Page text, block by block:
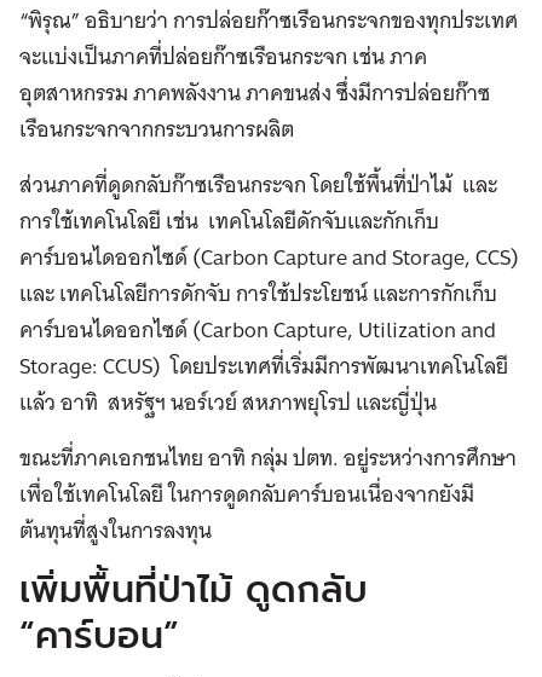
“พิรุณ” อธิบายว่า การปล่อยก๊าซเรือนกระจกของทุกประเทศ
จะแบ่งเป็นภาคที่ปล่อยก๊าซเรือนกระจก เช่น ภาค
อุตสาหกรรม ภาคพลังงาน ภาคขนส่ง ซึ่งมีการปล่อยก๊าซ
เรือนกระจกจากกระบวนการผลิต
ส่วนภาคที่ดูดกลับก๊าซเรือนกระจก โดยใช้พื้นที่ป่าไม้ และ
การใช้เทคโนโลยี เช่น เทคโนโลยีดักจับและกักเก็บ
คาร์บอนไดออกไซด์ (Carbon Capture and Storage, CCS)
และ เทคโนโลยีการดักจับ การใช้ประโยชน์ และการกักเก็บ
คาร์บอนไดออกไซด์ (Carbon Capture, Utilization and
Storage: CCUS) โดยประเทศที่เริ่มมีการพัฒนาเทคโนโลยี
แล้ว อาทิ สหรัฐฯ นอร์เวย์ สหภาพยุโรป และญี่ปุ่น
ขณะที่ภาคเอกชนไทย อาทิ กลุ่ม ปตท. อยู่ระหว่างการศึกษา
เพื่อใช้เทคโนโลยี ในการดูดกลับคาร์บอนเนื่องจากยังมี
ต้นทุนที่สูงในการลงทุน
เพิ่มพื้นที่ป่าไม้ ดูดกลับ
“คาร์บอน”